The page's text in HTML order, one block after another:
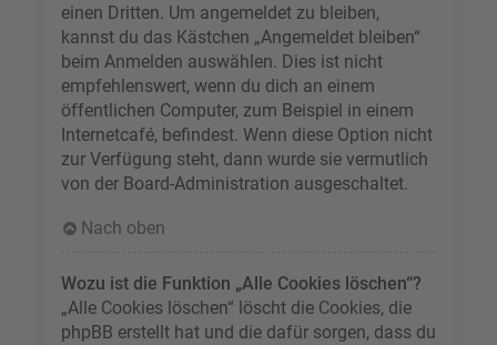
einen Dritten. Um angemeldet zu bleiben,
kannst du das Kästchen „Angemeldet bleiben“
beim Anmelden auswählen. Dies ist nicht
empfehlenswert, wenn du dich an einem
öffentlichen Computer, zum Beispiel in einem
Internetcafé, befindest. Wenn diese Option nicht
zur Verfügung steht, dann wurde sie vermutlich
von der Board-Administration ausgeschaltet.
Nach oben
Wozu ist die Funktion „Alle Cookies löschen“?
„Alle Cookies löschen“ löscht die Cookies, die
phpBB erstellt hat und die dafür sorgen, dass du